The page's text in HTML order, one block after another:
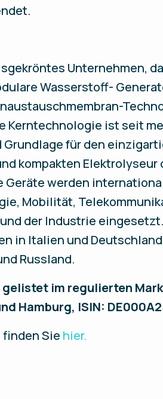
Unternehmen,
Wasserstoff-
Kerntechnologie ist seit
Grundlage für den
kompakten Elektrolyseur
Geräte werden
Mobilität,
der Industrie
in Italien und
Russland.
gelistet im regulierten
Hamburg, ISIN:
Sie hier.